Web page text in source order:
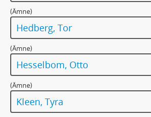
237 - MANUSKRIPT: Skriften på
237a - MANUSKRIPT: Skriften på
239 - MANUSKRIPT: Snö och blod.
240 - MANUSKRIPT:
242 - MANUSKRIPT: Spådomen
243 - MANUSKRIPT: [Brevutkast till
(Ämne)
Hedberg, Tor
(Ämne)
Hesselbom, Otto
(Ämne)
Kleen, Tyra